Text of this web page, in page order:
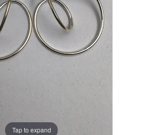
Tap to expand